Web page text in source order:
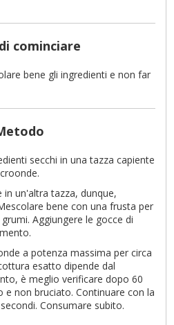
cominciare
bene gli ingredienti e non far
secchi in una tazza capiente
un'altra tazza, dunque,
bene con una frusta per
Aggiungere le gocce di
a potenza massima per circa
esatto dipende dal
è meglio verificare dopo 60
e non bruciato. Continuare con la
Consumare subito.